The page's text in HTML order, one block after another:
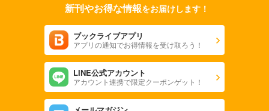
新刊やお得な情報をお届けします！
ブックライブアプリ
アプリの通知でお得情報を受け取ろう！
LINE公式アカウント
アカウント連携で限定クーポンゲット！